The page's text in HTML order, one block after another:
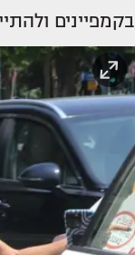
בקמפיינים